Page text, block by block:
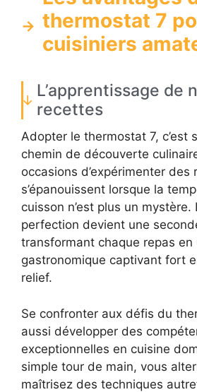
thermostat 7
cuisiniers
L’apprentissage de
recettes
Adopter le thermostat 7, c’est
chemin de découverte
occasions d’expérimenter
s’épanouissent lorsque la
cuisson n’est plus un mystère.
perfection devient une
transformant chaque repas en
gastronomique captivant fort
relief.
Se confronter aux défis du
aussi développer des
exceptionnelles en cuisine
simple tour de main, vous
maîtrisez des techniques